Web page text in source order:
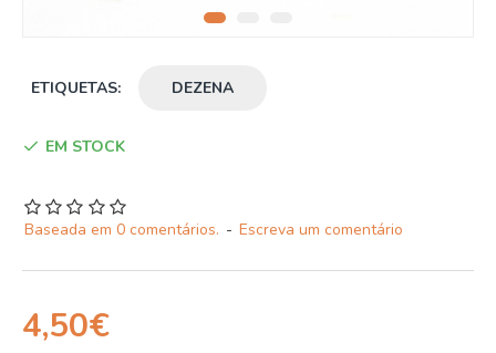
ETIQUETAS: DEZENA
EM STOCK
Baseada em 0 comentários. - Escreva um comentário
4,50€